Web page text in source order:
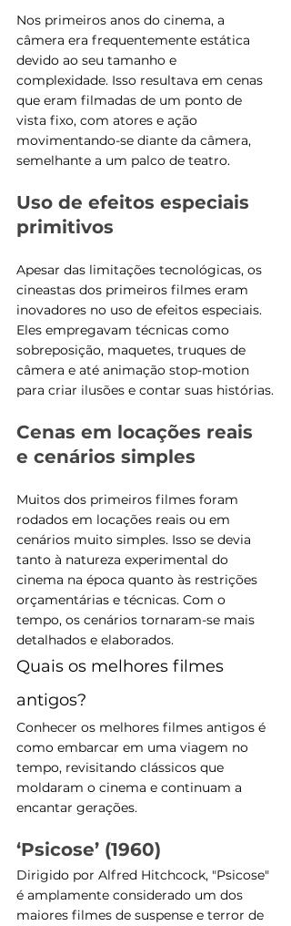
Nos primeiros anos do cinema, a
câmera era frequentemente estática
devido ao seu tamanho e
complexidade. Isso resultava em cenas
que eram filmadas de um ponto de
vista fixo, com atores e ação
movimentando-se diante da câmera,
semelhante a um palco de teatro.
Uso de efeitos especiais
primitivos
Apesar das limitações tecnológicas, os
cineastas dos primeiros filmes eram
inovadores no uso de efeitos especiais.
Eles empregavam técnicas como
sobreposição, maquetes, truques de
câmera e até animação stop-motion
para criar ilusões e contar suas histórias.
Cenas em locações reais
e cenários simples
Muitos dos primeiros filmes foram
rodados em locações reais ou em
cenários muito simples. Isso se devia
tanto à natureza experimental do
cinema na época quanto às restrições
orçamentárias e técnicas. Com o
tempo, os cenários tornaram-se mais
detalhados e elaborados.
Quais os melhores filmes
antigos?
Conhecer os melhores filmes antigos é
como embarcar em uma viagem no
tempo, revisitando clássicos que
moldaram o cinema e continuam a
encantar gerações.
‘Psicose’ (1960)
Dirigido por Alfred Hitchcock, "Psicose"
é amplamente considerado um dos
maiores filmes de suspense e terror de